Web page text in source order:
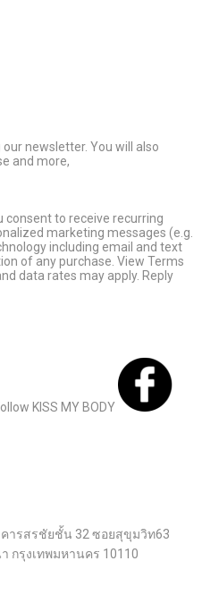
newsletter. You will also
and more,
consent to receive recurring
marketing messages (e.g.
including email and text
of any purchase. View Terms
data rates may apply. Reply
KISS MY BODY
คารสรชัยชั้น 32 ซอยสุขุมวิท63
กรุงเทพมหานคร 10110